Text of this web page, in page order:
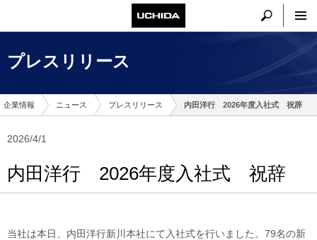
プレスリリース
企業情報 ニュース プレスリリース 内田洋行 2026年度入社式 祝辞
2026/4/1
内田洋行 2026年度入社式 祝辞
当社は本日、内田洋行新川本社にて入社式を行いました。79名の新